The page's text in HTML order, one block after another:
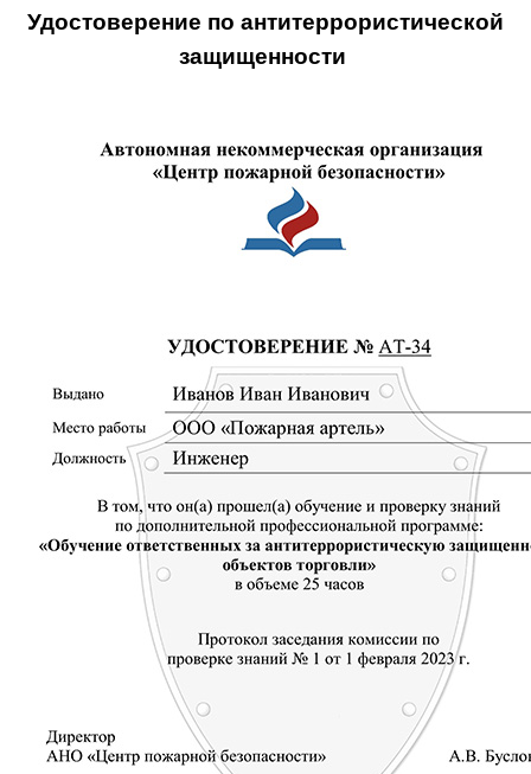
Удостоверение по антитеррористической
защищенности